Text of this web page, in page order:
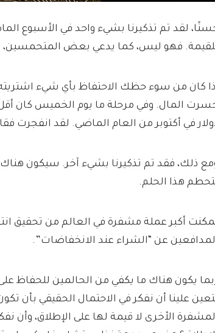
لقد تم تذكيرنا بشيء واحد في الأسبوع
فهو ليس، كما يدعي بعض المتحمسين،
في أكتوبر من العام الماضي. لقد انفجرت
ذلك، فقد تم تذكيرنا بشيء آخر. سيكون هناك
هذا الحلم.
أكبر عملة مشفرة في العالم من تحقيق
عن “الشراء عند الانخفاضات”.
يكون هناك ما يكفي من الحالمين للحفاظ
علينا أن نفكر في الاحتمال الحقيقي بأن
الأخرى لا قيمة لها على الإطلاق، وأن